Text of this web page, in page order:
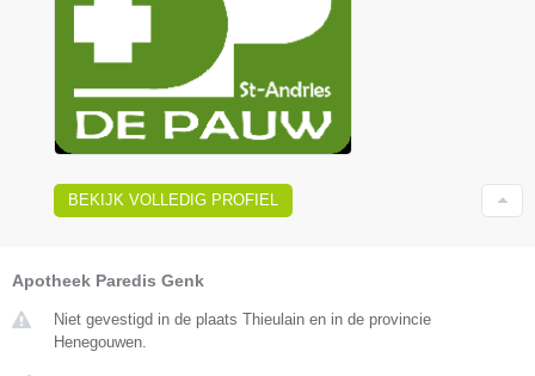
BEKIJK VOLLEDIG PROFIEL
Apotheek Paredis Genk
Niet gevestigd in de plaats Thieulain en in de provincie
Henegouwen.